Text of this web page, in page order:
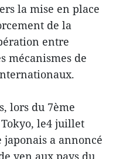
la mise en place
de la
entre
mécanismes de
lors du 7ème
le4 juillet
a annoncé
yen aux pays du